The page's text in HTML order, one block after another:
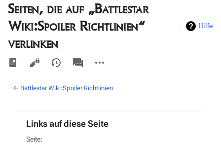
Seiten, die auf „Battlestar
Wiki:Spoiler Richtlinien“
verlinken
Hilfe
Ansichten
associated-
pages
Aktionen
← Battlestar Wiki:Spoiler Richtlinien
Links auf diese Seite
Seite: